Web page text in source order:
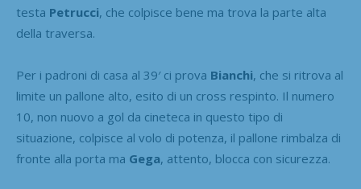
testa Petrucci, che colpisce bene ma trova la parte alta
della traversa.
Per i padroni di casa al 39′ ci prova Bianchi, che si ritrova al
limite un pallone alto, esito di un cross respinto. Il numero
10, non nuovo a gol da cineteca in questo tipo di
situazione, colpisce al volo di potenza, il pallone rimbalza di
fronte alla porta ma Gega, attento, blocca con sicurezza.